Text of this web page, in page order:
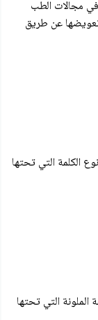
13 (بليون دولارا في مجالات الطب
لا يتم تعويضها عن طريق
الكلمة التي تحتها
الملونة التي تحتها